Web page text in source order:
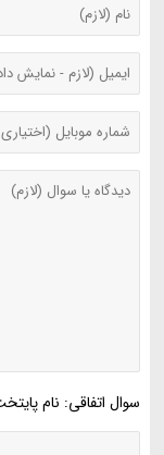
سوال اتفاقی: نام